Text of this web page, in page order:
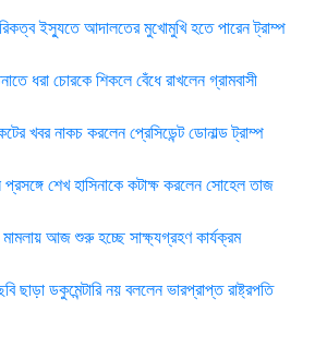
ইস্যুতে আদালতের মুখোমুখি হতে পারেন ট্রাম্প
ধরা চোরকে শিকলে বেঁধে রাখলেন গ্রামবাসী
খবর নাকচ করলেন প্রেসিডেন্ট ডোনাল্ড ট্রাম্প
শেখ হাসিনাকে কটাক্ষ করলেন সোহেল তাজ
মামলায় আজ শুরু হচ্ছে সাক্ষ্যগ্রহণ কার্যক্রম
ছাড়া ডকুমেন্টারি নয় বললেন ভারপ্রাপ্ত রাষ্ট্রপতি